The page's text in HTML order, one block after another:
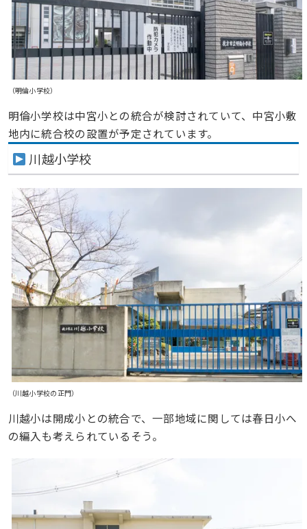
（明倫小学校）
明倫小学校は中宮小との統合が検討されていて、中宮小敷
地内に統合校の設置が予定されています。
川越小学校
（川越小学校の正門）
川越小は開成小との統合で、一部地域に関しては春日小へ
の編入も考えられているそう。